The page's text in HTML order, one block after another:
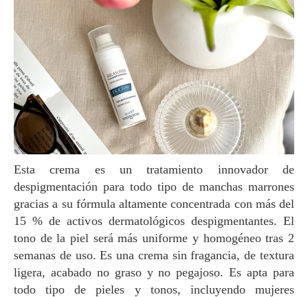
Esta crema es un tratamiento innovador de
despigmentación para todo tipo de manchas marrones
gracias a su fórmula altamente concentrada con más del
15 % de activos dermatológicos despigmentantes. El
tono de la piel será más uniforme y homogéneo tras 2
semanas de uso. Es una crema sin fragancia, de textura
ligera, acabado no graso y no pegajoso. Es apta para
todo tipo de pieles y tonos, incluyendo mujeres